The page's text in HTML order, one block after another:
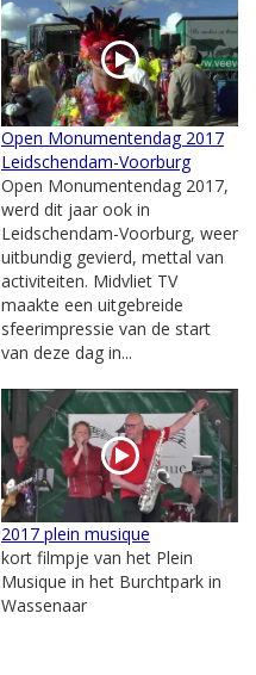
Open Monumentendag 2017
Leidschendam-Voorburg
Open Monumentendag 2017,
werd dit jaar ook in
Leidschendam-Voorburg, weer
uitbundig gevierd, mettal van
activiteiten. Midvliet TV
maakte een uitgebreide
sfeerimpressie van de start
van deze dag in...
2017 plein musique
kort filmpje van het Plein
Musique in het Burchtpark in
Wassenaar